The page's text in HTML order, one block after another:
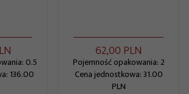
0.5
136.00
62,00 PLN
Pojemność opakowania: 2
Cena jednostkowa: 31.00
PLN